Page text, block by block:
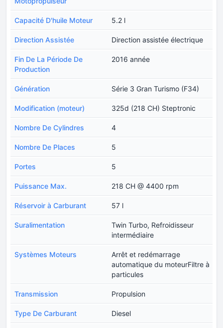
Capacité D'huile Moteur 5.2 l
Direction Assistée Direction assistée électrique
Fin De La Période De
Production
2016 année
Génération Série 3 Gran Turismo (F34)
Modification (moteur) 325d (218 CH) Steptronic
Nombre De Cylindres 4
Nombre De Places 5
Portes 5
Puissance Max. 218 CH @ 4400 rpm
Réservoir à Carburant 57 l
Suralimentation
Twin Turbo, Refroidisseur
intermédiaire
Systèmes Moteurs
Arrêt et redémarrage
automatique du moteurFiltre à
particules
Transmission Propulsion
Type De Carburant Diesel